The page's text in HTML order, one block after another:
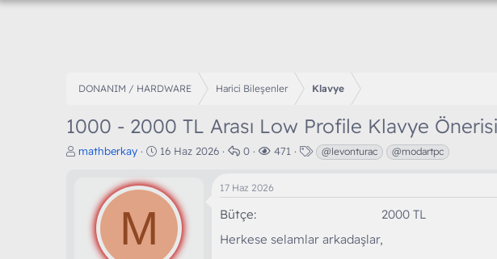
DONANIM / HARDWARE Harici Bileşenler Klavye
1000 - 2000 TL Arası Low Profile Klavye Önerisi
K
mathberkay
B
l
16 Haz 2026
C
a
l
a
0
G
ü
471
E
l
@levonturac @modartpc
M
17 Haz 2026
Bütçe
2000 TL
Herkese selamlar arkadaşlar,